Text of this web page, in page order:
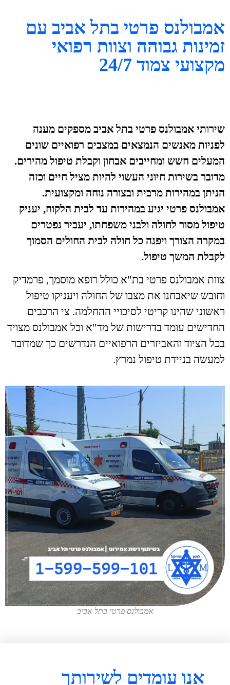
אמבולנס פרטי בתל אביב עם
זמינות גבוהה וצוות רפואי
מקצועי צמוד 24/7
שירותי אמבולנס פרטי בתל אביב מספקים מענה
לפניות מאנשים הנמצאים במצבים רפואיים שונים
המעלים חשש ומחייבים אבחון וקבלת טיפול מהירים.
מדובר בשירות חיוני העשוי להיות מציל חיים וכזה
הניתן במהירות מרבית ובצורה נוחה ומקצועית.
אמבולנס פרטי יגיע במהירות עד לבית הלקוח, יעניק
טיפול מסור לחולה ולבני משפחתו, יעביר נפטרים
במקרה הצורך ויפנה כל חולה לבית החולים הסמוך
לקבלת המשך טיפול.
צוות אמבולנס פרטי בת"א כולל רופא מוסמך, פרמדיק
וחובש שיאבחנו את מצבו של החולה ויעניקו טיפול
ראשוני שהינו קריטי לסיכויי ההחלמה. צי הרכבים
החדישים עומד בדרישות של מד"א וכל אמבולנס מצויד
בכל הציוד והאביזרים הרפואיים הנדרשים כך שמדובר
למעשה בניידת טיפול נמרץ.
אמבולנס פרטי בתל אביב
אנו עומדים לשירותך